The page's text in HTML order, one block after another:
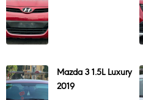
Mazda 3 1.5L Luxury
2019